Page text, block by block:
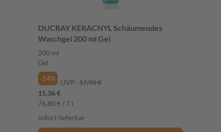
DUCRAY KERACNYL Schäumendes
Waschgel 200 ml Gel
200 ml
Gel
-14%
UVP: 17,90 €
15,36 €
76,80 € / 1 l
sofort lieferbar